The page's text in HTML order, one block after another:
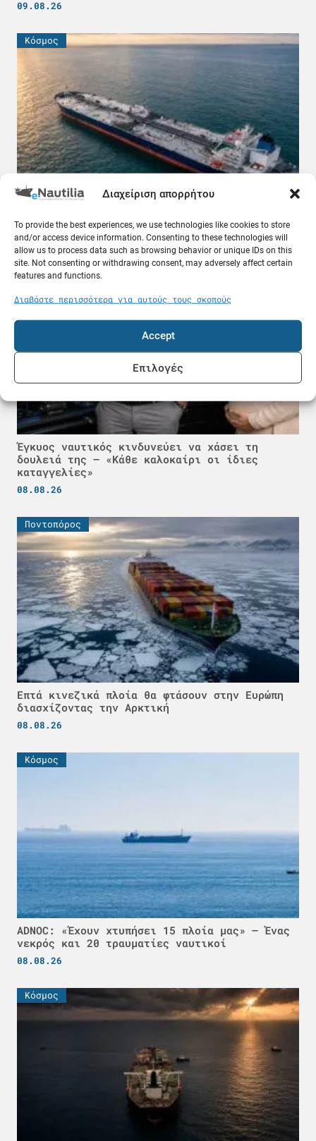
Διαχείριση απορρήτου
To provide the best experiences, we use technologies like cookies to store
and/or access device information. Consenting to these technologies will
allow us to process data such as browsing behavior or unique IDs on this
site. Not consenting or withdrawing consent, may adversely affect certain
features and functions.
Διαβάστε περισσότερα για αυτούς τους σκοπούς
Accept
Επιλογές
09.08.26
Κόσμος
να περάσει από το Ορμούζ
08.08.26
Ελλάδα
Έγκυος ναυτικός κινδυνεύει να χάσει τη
δουλειά της – «Κάθε καλοκαίρι οι ίδιες
καταγγελίες»
08.08.26
Ποντοπόρος
Επτά κινεζικά πλοία θα φτάσουν στην Ευρώπη
διασχίζοντας την Αρκτική
08.08.26
Κόσμος
ADNOC: «Έχουν χτυπήσει 15 πλοία μας» – Ένας
νεκρός και 20 τραυματίες ναυτικοί
08.08.26
Κόσμος